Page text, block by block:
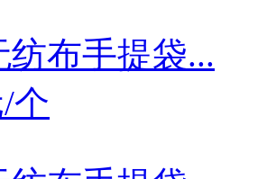
纺布手提袋...
个